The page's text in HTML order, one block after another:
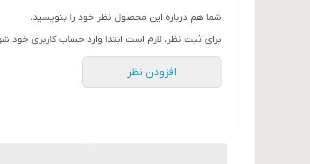
شما هم درباره این محصول نظر خود را بنویسید.
برای ثبت نظر، لازم است ابتدا وارد حساب کاربری خود
افزودن نظر